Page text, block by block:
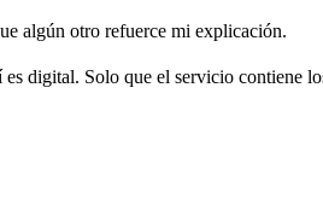
algún otro refuerce mi explicación.
digital. Solo que el servicio contiene